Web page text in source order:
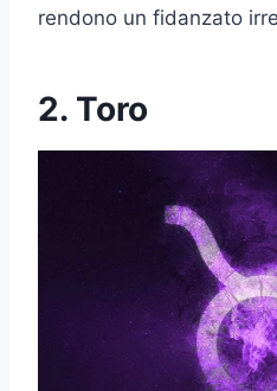
rendono un fidanzato
2. Toro